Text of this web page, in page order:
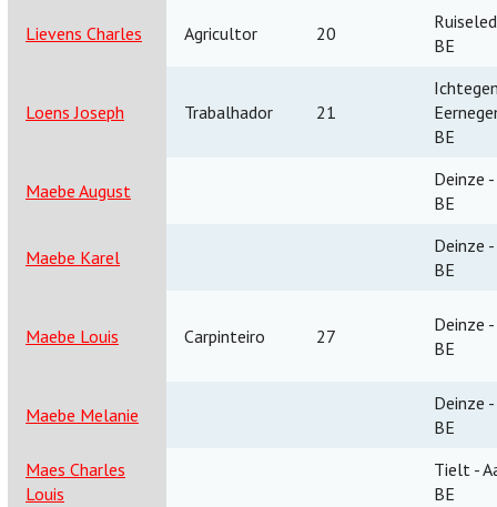
Lievens Charles Agricultor 20
BE
Loens Joseph Trabalhador 21
BE
Maebe August
Deinze
BE
Maebe Karel
Deinze
BE
Maebe Louis Carpinteiro 27
Deinze
BE
Maebe Melanie
Deinze
BE
Maes Charles
Louis
Tielt -
BE